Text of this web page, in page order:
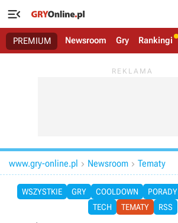

PREMIUM Newsroom Gry Rankingi
www.gry-online.pl  Newsroom  Tematy
WSZYSTKIE GRY COOLDOWN PORADY
TECH
TEMATY RSS